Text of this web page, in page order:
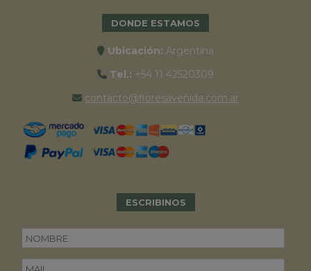
DONDE ESTAMOS
Ubicación: Argentina
Tel.: +54 11 42520309
contacto@floresavenida.com.ar
ESCRIBINOS